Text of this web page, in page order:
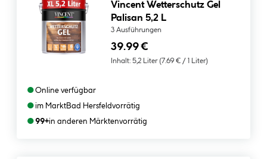
Vincent Wetterschutz Gel
Palisan 5,2 L
3 Ausführungen
39.99 €
Inhalt: 5,2 Liter (7.69 € / 1 Liter)
●Online verfügbar
●im MarktBad Hersfeldvorrätig
●99+in anderen Märktenvorrätig